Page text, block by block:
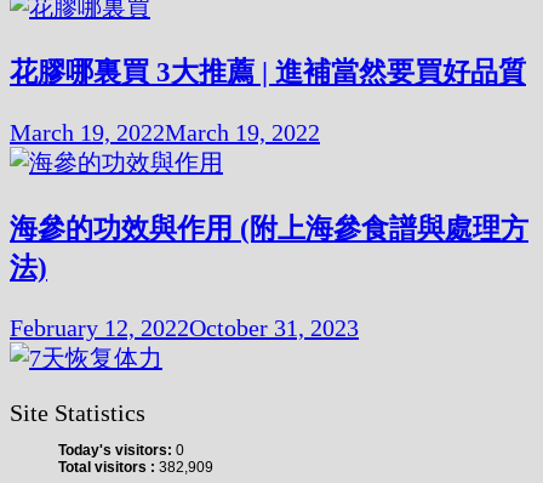
花膠哪裏買 3大推薦 | 進補當然要買好品質
March 19, 2022March 19, 2022
海參的功效與作用 (附上海參食譜與處理方
法)
February 12, 2022October 31, 2023
Site Statistics
Today's visitors: 0
Total visitors : 382,909